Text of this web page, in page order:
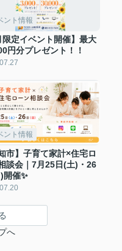
ント情報
限定イベント開催】最大
円分プレゼント！！
ント情報
市】子育て家計×住宅ロ
談会｜7月25日(土)・26
開催✨
へ